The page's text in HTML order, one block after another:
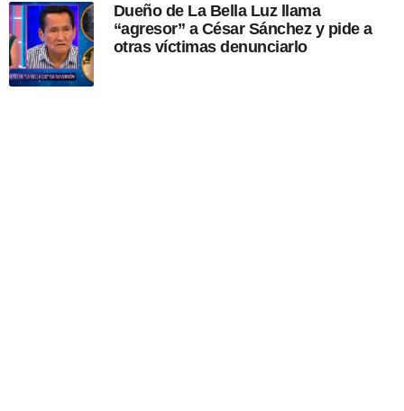
Dueño de La Bella Luz llama
“agresor” a César Sánchez y pide a
otras víctimas denunciarlo